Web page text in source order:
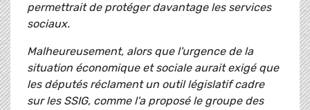
permettrait de protéger davantage les services
sociaux.
Malheureusement, alors que l'urgence de la
situation économique et sociale aurait exigé que
les députés réclament un outil législatif cadre
sur les SSIG, comme l'a proposé le groupe des